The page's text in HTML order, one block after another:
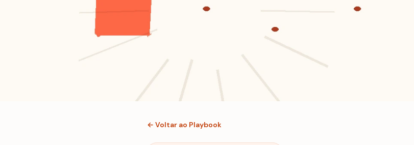
← Voltar ao Playbook